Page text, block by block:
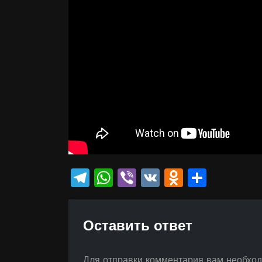
Telegram
WhatsApp
Viber
VK
Оставить ответ